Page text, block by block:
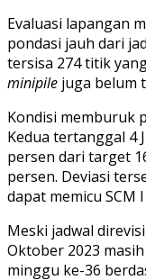
Evaluasi lapangan
pondasi jauh dari
tersisa 274 titik
minipile juga belum
Kondisi memburuk
Kedua tertanggal 4
persen dari target
persen. Deviasi
dapat memicu SCM
Meski jadwal
Oktober 2023
minggu ke-36